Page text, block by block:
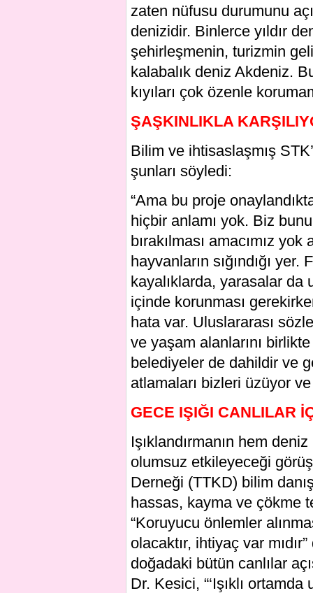
zaten nüfusu durumunu
denizidir. Binlerce yıldır
şehirleşmenin, turizmin
kalabalık deniz Akdeniz.
kıyıları çok özenle
ŞAŞKINLIKLA
Bilim ve ihtisaslaşmış
şunları söyledi:
“Ama bu proje
hiçbir anlamı yok. Biz
bırakılması amacımız
hayvanların sığındığı
kayalıklarda, yarasalar da
içinde korunması
hata var. Uluslararası
ve yaşam alanlarını
belediyeler de dahildir ve
atlamaları bizleri üzüyor ve
GECE IŞIĞI CANLILAR
Işıklandırmanın hem
olumsuz etkileyeceği
Derneği (TTKD) bilim
hassas, kayma ve çökme
“Koruyucu önlemler
olacaktır, ihtiyaç var
doğadaki bütün canlılar
Dr. Kesici, “‘Işıklı